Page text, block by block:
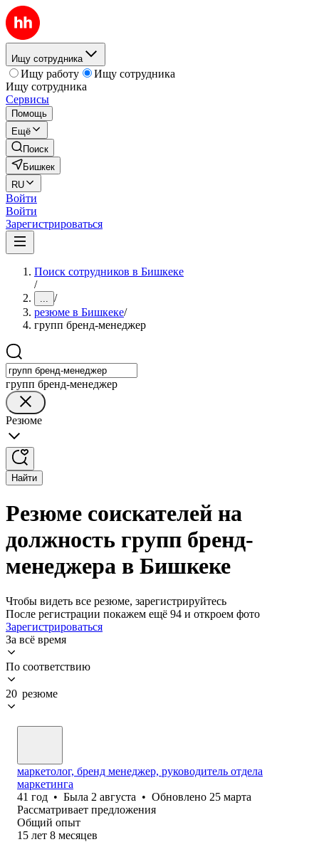
Ищу сотрудника
Ищу работу
Ищу сотрудника
Ищу сотрудника
Сервисы
Помощь
Ещё
Поиск
Бишкек
RU
Войти
Войти
Зарегистрироваться
Поиск сотрудников в Бишкеке
/
... /
резюме в Бишкеке/
групп бренд-менеджер
групп бренд-менеджер
Резюме
Найти
Резюме соискателей на
должность групп бренд-
менеджера в Бишкеке
Чтобы видеть все резюме, зарегистрируйтесь
После регистрации покажем ещё 94 и откроем фото
Зарегистрироваться
За всё время
По соответствию
20 резюме
маркетолог, бренд менеджер, руководитель отдела
маркетинга
41 год • Была 2 августа • Обновлено 25 марта
Рассматривает предложения
Общий опыт
15 лет 8 месяцев